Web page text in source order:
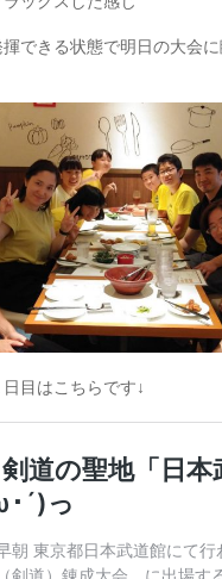
揮できる状態で明日の大会
目はこちらです↓